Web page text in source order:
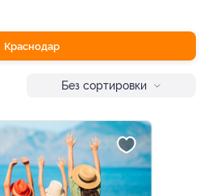
Краснодар
Без сортировки